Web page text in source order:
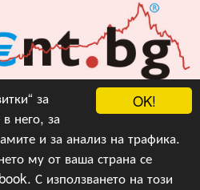
OK!
за
него, за
и за анализ на трафика.
му от ваша страна се
С използването на този